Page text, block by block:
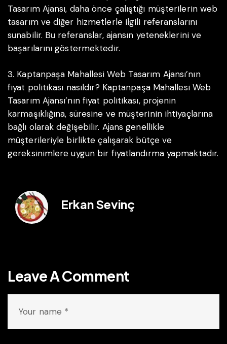
Tasarım Ajansı, daha önce çalıştığı müşterilerin web
tasarım ve diğer hizmetlerle ilgili referanslarını
sunabilir. Bu referanslar, ajansın yeteneklerini ve
başarılarını göstermektedir.
3. Kaptanpaşa Mahallesi Web Tasarım Ajansı’nın
fiyat politikası nasıldır?Kaptanpaşa Mahallesi Web
Tasarım Ajansı’nın fiyat politikası, projenin
karmaşıklığına, süresine ve müşterinin ihtiyaçlarına
bağlı olarak değişebilir. Ajans genellikle
müşterileriyle birlikte çalışarak bütçe ve
gereksinimlere uygun bir fiyatlandırma yapmaktadır.
Erkan Sevinç
Leave A Comment